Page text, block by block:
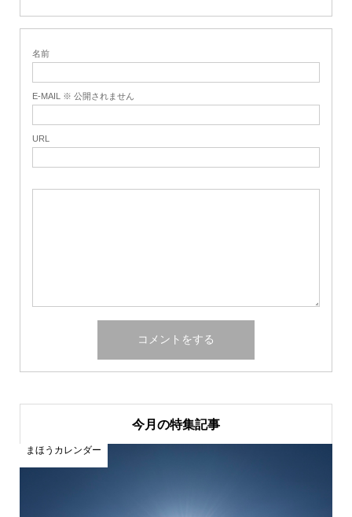
名前
E-MAIL ※ 公開されません
URL
今月の特集記事
まほうカレンダー